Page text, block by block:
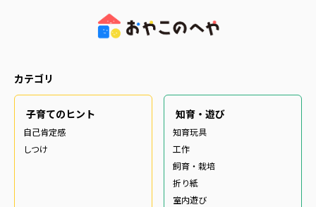
カテゴリ
子育てのヒント
自己肯定感
しつけ
知育・遊び
知育玩具
工作
飼育・栽培
折り紙
室内遊び